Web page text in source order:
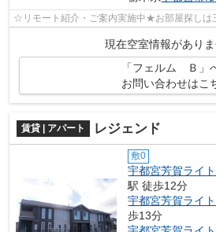
☆リモート紹介・ご案内実施中★お部屋探しは
現在空室情報がありま
「フェルム Ｂ」
お問い合わせはこ
賃貸 | アパート レジェンド
敷0
宇都宮芳賀ライ
駅 徒歩12分
宇都宮芳賀ライ
歩13分